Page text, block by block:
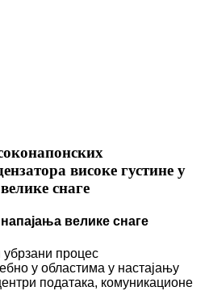
високе густине у
снаге
велике снаге
убрзани процес
у областима у настајању
података, комуникационе